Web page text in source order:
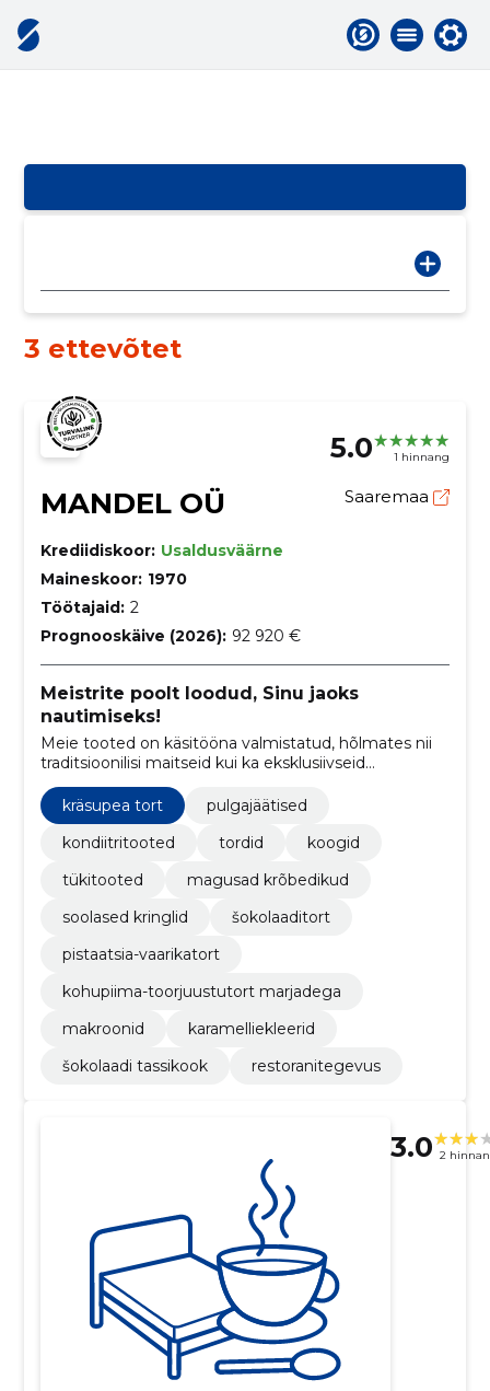
3 ettevõtet
5.0 1 hinnang
MANDEL OÜ Saaremaa
Krediidiskoor: Usaldusväärne
Maineskoor: 1970
Töötajaid: 2
Prognooskäive (2026): 92 920 €
Meistrite poolt loodud, Sinu jaoks
nautimiseks!
Meie tooted on käsitööna valmistatud, hõlmates nii
traditsioonilisi maitseid kui ka eksklusiivseid
eritellimusi. Mandlisaare tooted pole ainult
suussulavad, vaid ka visuaalselt lummavad, tuues Sinu
peolauale ilu ja elegantsi.
kräsupea tort
pulgajäätised
kondiitritooted
tordid
koogid
tükitooted
magusad krõbedikud
soolased kringlid
šokolaaditort
pistaatsia-vaarikatort
kohupiima-toorjuustutort marjadega
makroonid
karamelliekleerid
šokolaadi tassikook
restoranitegevus
3.0 2